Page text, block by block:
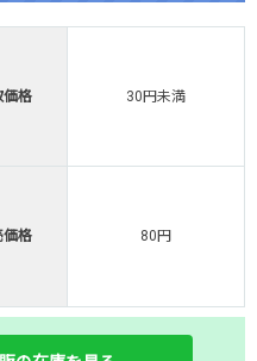
価格 30円未満
価格 80円